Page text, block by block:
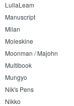
LullaLeam
Manuscript
Milan
Moleskine
Moonman / Majohn
Multibook
Mungyo
Nik's Pens
Nikko